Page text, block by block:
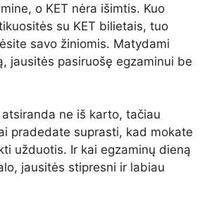
o KET nėra išimtis. Kuo
su KET bilietais, tuo
savo žiniomis. Matydami
jausitės pasiruošę egzaminui be
ne iš karto, tačiau
pradedate suprasti, kad mokate
užduotis. Ir kai egzaminų dieną
jausitės stipresni ir labiau